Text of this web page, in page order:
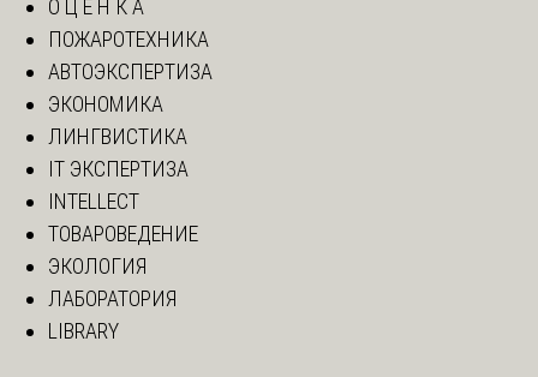
О Ц Е Н К А
ПОЖАРОТЕХНИКА
АВТОЭКСПЕРТИЗА
ЭКОНОМИКА
ЛИНГВИСТИКА
IT ЭКСПЕРТИЗА
INTELLECT
ТОВАРОВЕДЕНИЕ
ЭКОЛОГИЯ
ЛАБОРАТОРИЯ
LIBRARY